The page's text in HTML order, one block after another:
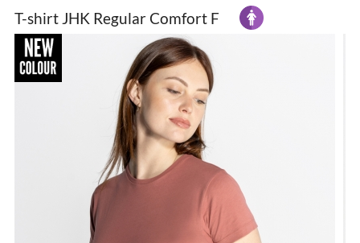
T-shirt JHK Regular Comfort F